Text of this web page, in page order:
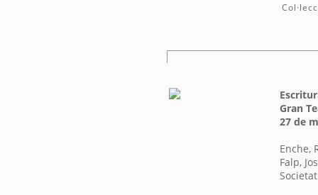
Gran
27 de
Enche,
Falp,